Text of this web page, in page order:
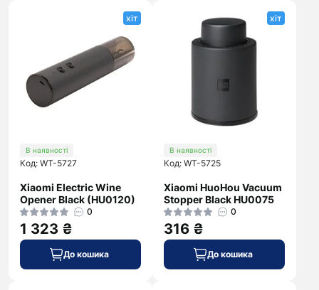
хіт
В наявності
Код: WT-5727
Xiaomi Electric Wine
Opener Black (HU0120)
0
1 323 ₴
До кошика
хіт
В наявності
Код: WT-5725
Xiaomi HuoHou Vacuum
Stopper Black HU0075
0
316 ₴
До кошика